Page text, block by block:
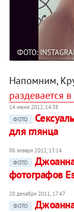
ФОТО:
Напомним,
раздевается
14 июня 2012, 14:38
ФОТО
для глянца
06 января 2012, 13:14
ФОТО
фотографов
20 декабря 2011, 17:47
ФОТО